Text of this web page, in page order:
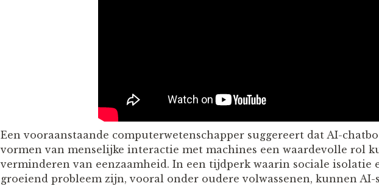
Een vooraanstaande computerwetenschapper suggereert dat AI-
vormen van menselijke interactie met machines een waardevolle rol
verminderen van eenzaamheid. In een tijdperk waarin sociale isolatie
groeiend probleem zijn, vooral onder oudere volwassenen, kunnen AI-